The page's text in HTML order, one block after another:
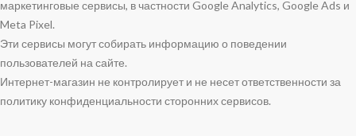
маркетинговые сервисы, в частности Google Analytics, Google Ads и
Meta Pixel.
Эти сервисы могут собирать информацию о поведении
пользователей на сайте.
Интернет-магазин не контролирует и не несет ответственности за
политику конфиденциальности сторонних сервисов.